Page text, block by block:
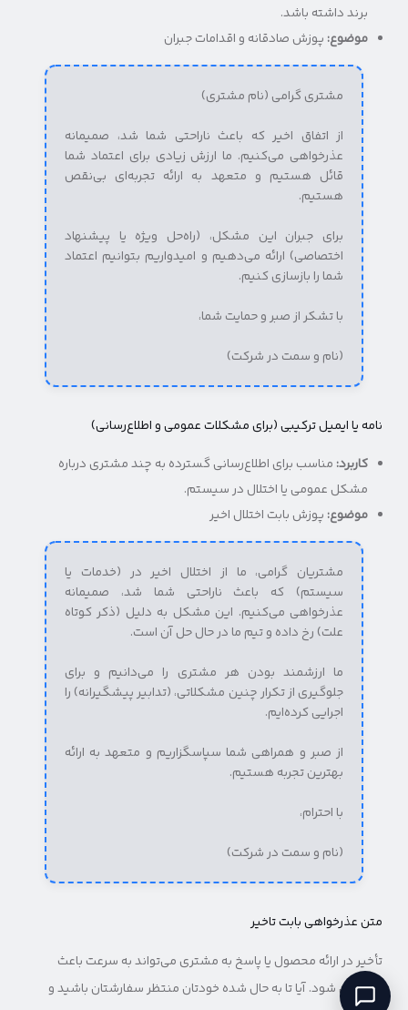
برند داشته باشد.
موضوع: پوزش صادقانه و اقدامات جبران
مشتری گرامی (نام مشتری)
از اتفاق اخیر که باعث ناراحتی شما شد، صمیمانه
عذرخواهی می‌کنیم. ما ارزش زیادی برای اعتماد شما
قائل هستیم و متعهد به ارائه تجربه‌ای بی‌نقص
هستیم.
برای جبران این مشکل، (راه‌حل ویژه یا پیشنهاد
اختصاصی) ارائه می‌دهیم و امیدواریم بتوانیم اعتماد
شما را بازسازی کنیم.
با تشکر از صبر و حمایت شما،
(نام و سمت در شرکت)
نامه یا ایمیل ترکیبی (برای مشکلات عمومی و اطلاع‌رسانی)
کاربرد: مناسب برای اطلاع‌رسانی گسترده به چند مشتری درباره
مشکل عمومی یا اختلال در سیستم.
موضوع: پوزش بابت اختلال اخیر
مشتریان گرامی، ما از اختلال اخیر در (خدمات یا
سیستم) که باعث ناراحتی شما شد، صمیمانه
عذرخواهی می‌کنیم. این مشکل به دلیل (ذکر کوتاه
علت) رخ داده و تیم ما در حال حل آن است.
ما ارزشمند بودن هر مشتری را می‌دانیم و برای
جلوگیری از تکرار چنین مشکلاتی، (تدابیر پیشگیرانه) را
اجرایی کرده‌ایم.
از صبر و همراهی شما سپاسگزاریم و متعهد به ارائه
بهترین تجربه هستیم.
با احترام،
(نام و سمت در شرکت)
متن عذرخواهی بابت تاخیر
تأخیر در ارائه محصول یا پاسخ به مشتری می‌تواند به سرعت باعث
نارضایتی شود. آیا تا به حال شده خودتان منتظر سفارشتان باشید و